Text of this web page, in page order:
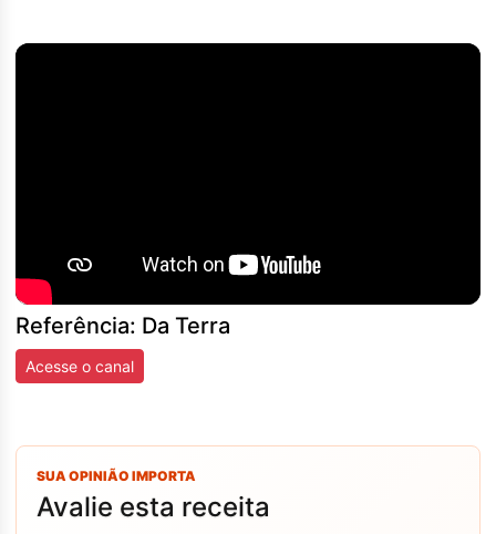
Referência: Da Terra
Acesse o canal
SUA OPINIÃO IMPORTA
Avalie esta receita